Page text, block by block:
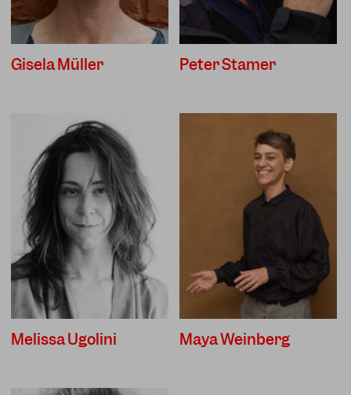
Gisela Müller Peter Stamer
Melissa Ugolini Maya Weinberg